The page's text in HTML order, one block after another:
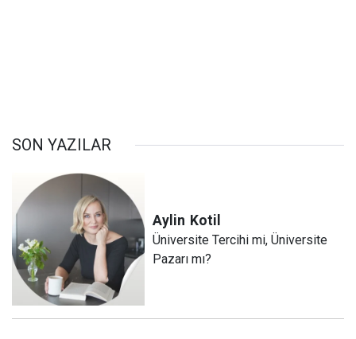
SON YAZILAR
Aylin Kotil
Üniversite Tercihi mi, Üniversite
Pazarı mı?